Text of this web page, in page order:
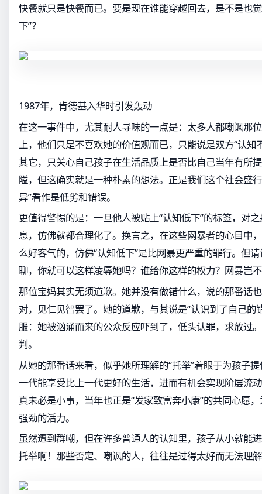
快餐就只是快餐而已。要是现在谁能穿越回去，是不是也
下”？
1987年，肯德基入华时引发轰动
在这一事件中，尤其耐人寻味的一点是：太多人都嘲讽那
上，他们只是不喜欢她的价值观而已，只能说是双方“认知
其它，只关心自己孩子在生活品质上是否比自己当年有所
隘，但这确实就是一种朴素的想法。正是我们这个社会盛
异”看作是低劣和错误。
更值得警惕的是：一旦他人被贴上“认知低下”的标签，对
息，仿佛就都合理化了。换言之，在这些网暴者的心目中
么好客气的，仿佛“认知低下”是比网暴更严重的罪行。但
聊，你就可以这样凌辱她吗？谁给你这样的权力？网暴岂
那位宝妈其实无须道歉。她并没有做错什么，说的那番话
对，见仁见智罢了。她的道歉，与其说是“认识到了自己的
服：她被汹涌而来的公众反应吓到了，低头认罪，求放过
判。
从她的那番话来看，似乎她所理解的“托举”着眼于为孩子
一代能享受比上一代更好的生活，进而有机会实现阶层流
真未必是小事，当年也正是“发家致富奔小康”的共同心愿
强劲的活力。
虽然遭到群嘲，但在许多普通人的认知里，孩子从小就能
托举啊！那些否定、嘲讽的人，往往是过得太好而无法理